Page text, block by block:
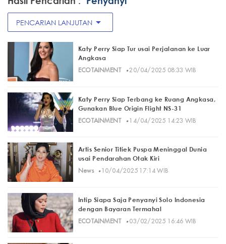
PENCARIAN LANJUTAN arrow_drop_down
Katy Perry Siap Tur usai Perjalanan ke Luar
Angkasa
ECOTAINMENT
· 20/04/2025 08:33 WIB
Katy Perry Siap Terbang ke Ruang Angkasa,
Gunakan Blue Origin Flight NS-31
ECOTAINMENT
· 14/04/2025 14:23 WIB
Artis Senior Titiek Puspa Meninggal Dunia
usai Pendarahan Otak Kiri
News· 10/04/2025 17:14 WIB
Intip Siapa Saja Penyanyi Solo Indonesia
dengan Bayaran Termahal
ECOTAINMENT
· 03/02/2025 16:46 WIB